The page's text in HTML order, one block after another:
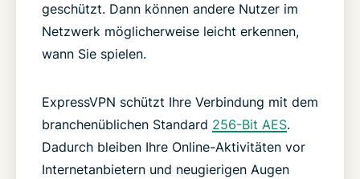
geschützt. Dann können andere Nutzer im
Netzwerk möglicherweise leicht erkennen,
wann Sie spielen.
ExpressVPN schützt Ihre Verbindung mit dem
branchenüblichen Standard 256-Bit AES.
Dadurch bleiben Ihre Online-Aktivitäten vor
Internetanbietern und neugierigen Augen